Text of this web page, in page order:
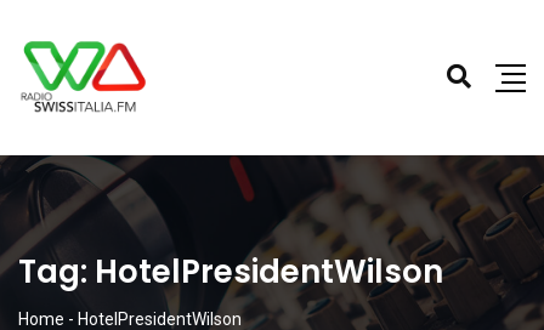
Tag: HotelPresidentWilson
Home - HotelPresidentWilson